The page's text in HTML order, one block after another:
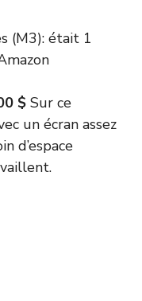
(M3): était 1
$ Sur ce
un écran assez
d’espace